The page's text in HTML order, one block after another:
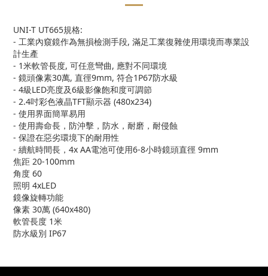
UNI-T UT665規格:
- 工業內窺鏡作為無損檢測手段, 滿足工業復雜使用環境而專業設
計生產
- 1米軟管長度, 可任意彎曲, 應對不同環境
- 鏡頭像素30萬, 直徑9mm, 符合1P67防水級
- 4級LED亮度及6級影像飽和度可調節
- 2.4吋彩色液晶TFT顯示器 (480x234)
- 使用界面簡單易用
- 使用壽命長，防沖擊，防水，耐磨，耐侵蝕
- 保證在惡劣環境下的耐用性
- 續航時間長，4x AA電池可使用6-8小時鏡頭直徑 9mm
焦距 20-100mm
角度 60
照明 4xLED
鏡像旋轉功能
像素 30萬 (640x480)
軟管長度 1米
防水級別 IP67